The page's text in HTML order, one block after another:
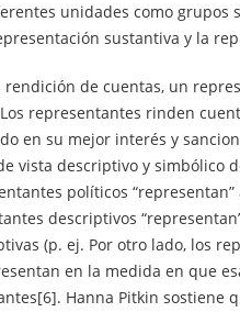
unidades como grupos
sustantiva y la
de cuentas, un
representantes rinden
en su mejor interés y
vista descriptivo y simbólico
políticos
descriptivos
(p. ej. Por otro lado, los
en la medida en que
Hanna Pitkin sostiene